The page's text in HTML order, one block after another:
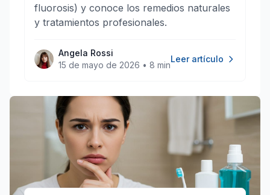
fluorosis) y conoce los remedios naturales
y tratamientos profesionales.
Angela Rossi
15 de mayo de 2026 • 8 min
Leer artículo